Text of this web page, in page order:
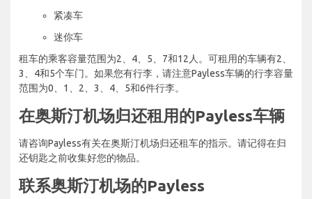
紧凑车
迷你车
租车的乘客容量范围为2、4、5、7和12人。可租用的车辆有2、
3、4和5个车门。如果您有行李，请注意Payless车辆的行李容量
范围为0、1、2、3、4、5和6件行李。
在奥斯汀机场归还租用的Payless车辆
请咨询Payless有关在奥斯汀机场归还租车的指示。请记得在归
还钥匙之前收集好您的物品。
联系奥斯汀机场的Payless